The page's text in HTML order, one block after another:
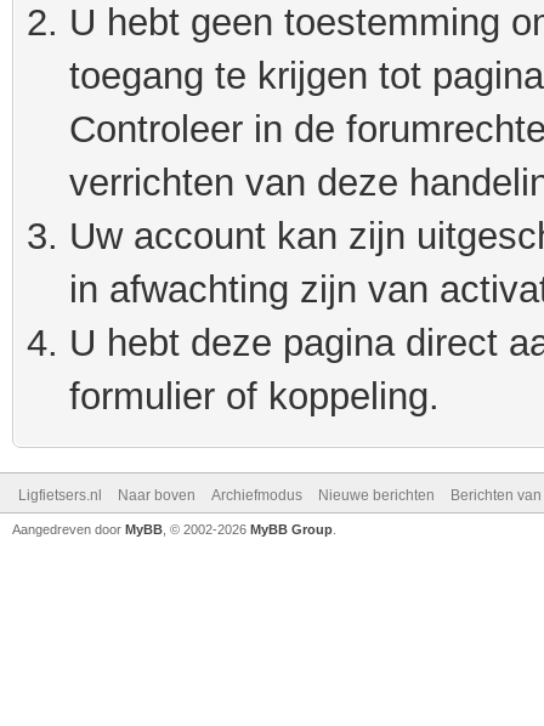
U hebt geen toestemming
toegang te krijgen tot
Controleer in de
verrichten van deze
Uw account kan zijn
in afwachting zijn van
U hebt deze pagina direct
formulier of koppeling.
Ligfietsers.nl Naar boven Archiefmodus Nieuwe berichten Berichten
Aangedreven door MyBB , © 2002-2026 MyBB Group